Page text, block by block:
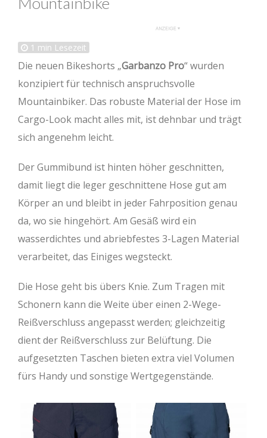
1 min Lesezeit
Die neuen Bikeshorts „Garbanzo Pro“ wurden
konzipiert für technisch anspruchsvolle
Mountainbiker. Das robuste Material der Hose im
Cargo-Look macht alles mit, ist dehnbar und trägt
sich angenehm leicht.
Der Gummibund ist hinten höher geschnitten,
damit liegt die leger geschnittene Hose gut am
Körper an und bleibt in jeder Fahrposition genau
da, wo sie hingehört. Am Gesäß wird ein
wasserdichtes und abriebfestes 3-Lagen Material
verarbeitet, das Einiges wegsteckt.
Die Hose geht bis übers Knie. Zum Tragen mit
Schonern kann die Weite über einen 2-Wege-
Reißverschluss angepasst werden; gleichzeitig
dient der Reißverschluss zur Belüftung. Die
aufgesetzten Taschen bieten extra viel Volumen
fürs Handy und sonstige Wertgegenstände.